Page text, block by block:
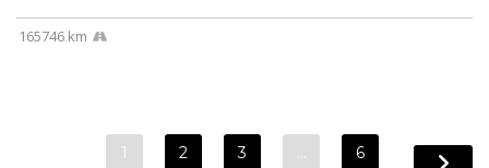
165746 km
1 2 3 … 6